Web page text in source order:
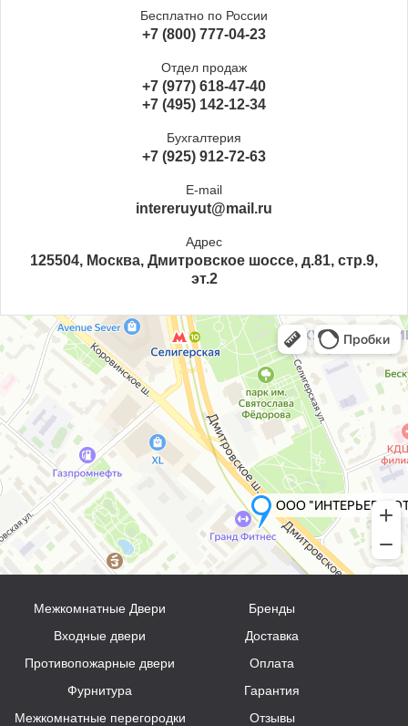
Бесплатно по России
+7 (800) 777-04-23
Отдел продаж
+7 (977) 618-47-40
+7 (495) 142-12-34
Бухгалтерия
+7 (925) 912-72-63
E-mail
intereruyut@mail.ru
Адрес
125504, Москва, Дмитровское шоссе, д.81, стр.9,
эт.2
Межкомнатные Двери
Входные двери
Противопожарные двери
Фурнитура
Межкомнатные перегородки
Бренды
Доставка
Оплата
Гарантия
Отзывы